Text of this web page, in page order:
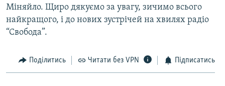
Міняйло. Щиро дякуємо за увагу, зичимо всього
найкращого, і до нових зустрічей на хвилях радіо
“Свобода”.
Поділитись Читати без VPN Підписатись